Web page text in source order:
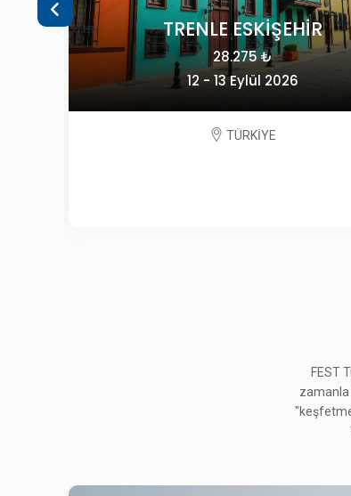
MARDİN GEZİSİ
49.900 ₺
25 - 27 Eylül 2026
TÜRKİYE
FEST
zamanla